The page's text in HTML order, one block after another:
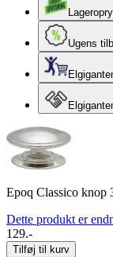
Ugens
Epoq Classico knop
Dette produkt er
129.-
Tilføj til kurv